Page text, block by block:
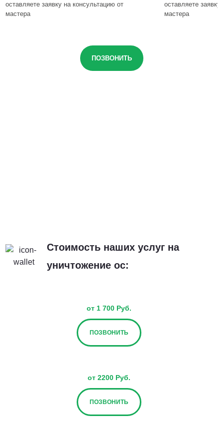
оставляете заявку на консультацию от
мастера
оставляете
мастера
ПОЗВОНИТЬ
Стоимость наших услуг на
уничтожение ос:
от 1 700 Руб.
ПОЗВОНИТЬ
от 2200 Руб.
ПОЗВОНИТЬ